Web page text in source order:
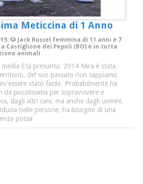
Meticcina di 1 Anno
🐶 Jack Russel femmina di 11 anni e 7
Castiglione dei Pepoli (BO) e in tutta
animali
media Età presunta: 2014 Mira è stata
del suo passato non sappiamo
stato facile. Probabilmente ha
da piccolissima per sopravvivere e
dagli altri cani, ma anche dagli uomini.
nelle persone, ha bisogno di una
possa